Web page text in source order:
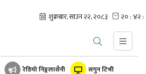
रेडियो निङ्गलाशैनी सगुन टिभी